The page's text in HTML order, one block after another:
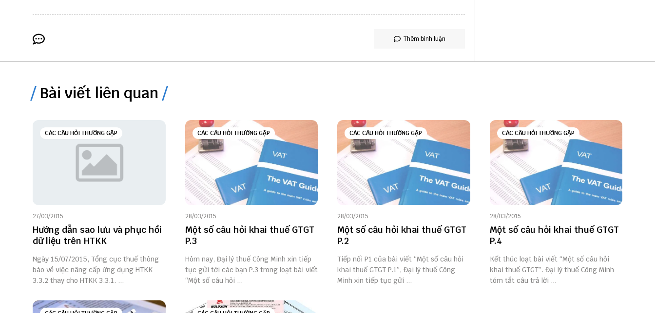
Thêm bình luận
Bài viết liên quan
CÁC CÂU HỎI THƯỜNG GẶP
27/03/2015
Hướng dẫn sao lưu và phục hồi
dữ liệu trên HTKK
Ngày 15/07/2015, Tổng cục thuế thông
báo về việc nâng cấp ứng dụng HTKK
3.3.2 thay cho HTKK 3.3.1. ...
CÁC CÂU HỎI THƯỜNG GẶP
28/03/2015
Một số câu hỏi khai thuế GTGT
P.3
Hôm nay, Đại lý thuế Công Minh xin tiếp
tục gửi tới các bạn P.3 trong loạt bài viết
“Một số câu hỏi ...
CÁC CÂU HỎI THƯỜNG GẶP
28/03/2015
Một số câu hỏi khai thuế GTGT
P.2
Tiếp nối P1 của bài viết “Một số câu hỏi
khai thuế GTGT P.1”, Đại lý thuế Công
Minh xin tiếp tục gửi ...
CÁC CÂU HỎI THƯỜNG GẶP
28/03/2015
Một số câu hỏi khai thuế GTGT
P.4
Kết thúc loạt bài viết “Một số câu hỏi
khai thuế GTGT”. Đại lý thuế Công Minh
tóm tắt câu trả lời ...